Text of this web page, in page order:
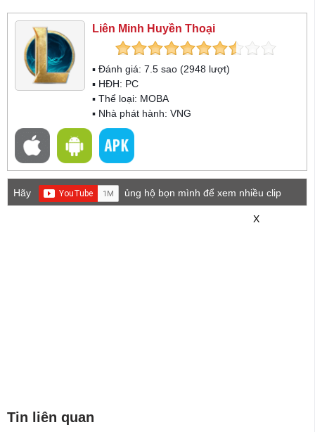
Liên Minh Huyền Thoại
▪ Đánh giá: 7.5 sao (2948 lượt)
▪ HĐH: PC
▪ Thể loại: MOBA
▪ Nhà phát hành: VNG
Hãy
ủng hộ bọn mình để xem nhiều clip
X
Tin liên quan